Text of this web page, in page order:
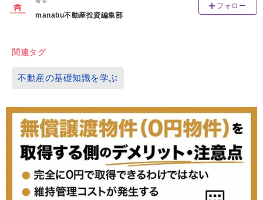
manabu不動産投資編集部
フォロー
関連タグ
不動産の基礎知識を学ぶ